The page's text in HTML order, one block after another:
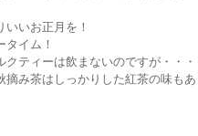
いお正月を！
イム！
ティーは飲まないのですが・・・
摘み茶はしっかりした紅茶の味もあ